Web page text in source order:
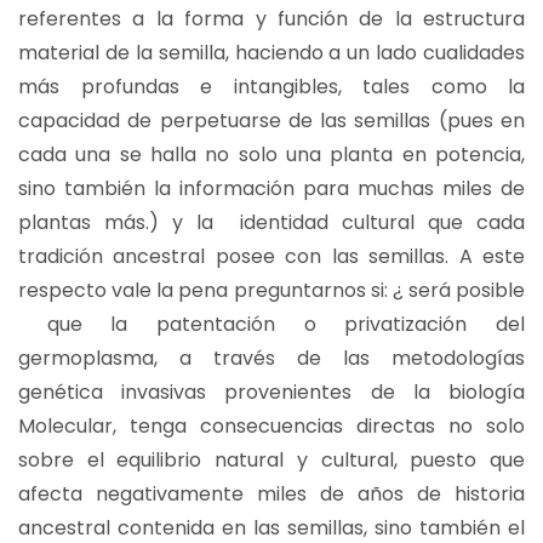
referentes a la forma y función de la estructura
material de la semilla, haciendo a un lado cualidades
más profundas e intangibles, tales como la
capacidad de perpetuarse de las semillas (pues en
cada una se halla no solo una planta en potencia,
sino también la información para muchas miles de
plantas más.) y la identidad cultural que cada
tradición ancestral posee con las semillas. A este
respecto vale la pena preguntarnos si: ¿ será posible
que la patentación o privatización del
germoplasma, a través de las metodologías
genética invasivas provenientes de la biología
Molecular, tenga consecuencias directas no solo
sobre el equilibrio natural y cultural, puesto que
afecta negativamente miles de años de historia
ancestral contenida en las semillas, sino también el